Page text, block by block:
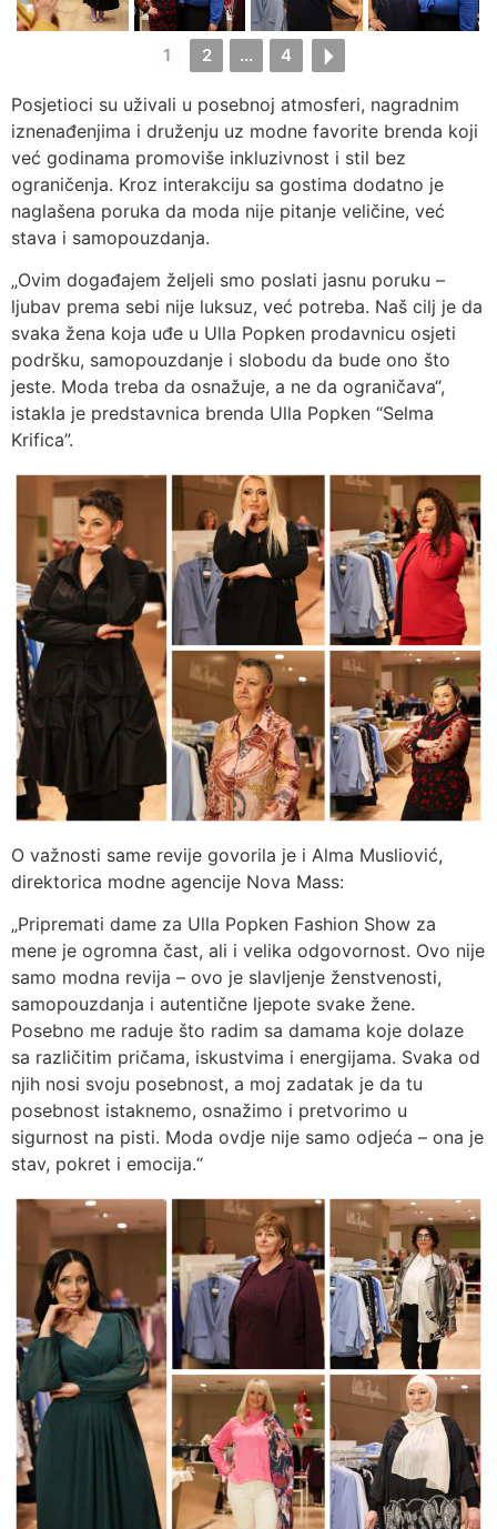
1 2 ... 4
Posjetioci su uživali u posebnoj atmosferi, nagradnim
iznenađenjima i druženju uz modne favorite brenda koji
već godinama promoviše inkluzivnost i stil bez
ograničenja. Kroz interakciju sa gostima dodatno je
naglašena poruka da moda nije pitanje veličine, već
stava i samopouzdanja.
„Ovim događajem željeli smo poslati jasnu poruku –
ljubav prema sebi nije luksuz, već potreba. Naš cilj je da
svaka žena koja uđe u Ulla Popken prodavnicu osjeti
podršku, samopouzdanje i slobodu da bude ono što
jeste. Moda treba da osnažuje, a ne da ograničava“,
istakla je predstavnica brenda Ulla Popken “Selma
Krifica”.
O važnosti same revije govorila je i Alma Musliović,
direktorica modne agencije Nova Mass:
„Pripremati dame za Ulla Popken Fashion Show za
mene je ogromna čast, ali i velika odgovornost. Ovo nije
samo modna revija – ovo je slavljenje ženstvenosti,
samopouzdanja i autentične ljepote svake žene.
Posebno me raduje što radim sa damama koje dolaze
sa različitim pričama, iskustvima i energijama. Svaka od
njih nosi svoju posebnost, a moj zadatak je da tu
posebnost istaknemo, osnažimo i pretvorimo u
sigurnost na pisti. Moda ovdje nije samo odjeća – ona je
stav, pokret i emocija.“